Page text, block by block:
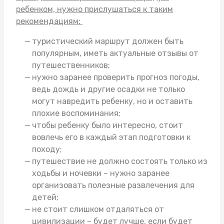
ребенком, нужно прислушаться к таким
рекомендациям:
туристический маршрут должен быть
популярным, иметь актуальные отзывы от
путешественников;
нужно заранее проверить прогноз погоды,
ведь дождь и другие осадки не только
могут навредить ребенку, но и оставить
плохие воспоминания;
чтобы ребенку было интересно, стоит
вовлечь его в каждый этап подготовки к
походу;
путешествие не должно состоять только из
ходьбы и ночевки – нужно заранее
организовать полезные развлечения для
детей;
не стоит слишком отдаляться от
цивилизации – будет лучше, если будет